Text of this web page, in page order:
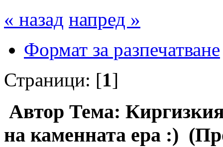
« назад напред »
Формат за разпечатване
Страници: [1]
Автор Тема:
на каменната ера :)